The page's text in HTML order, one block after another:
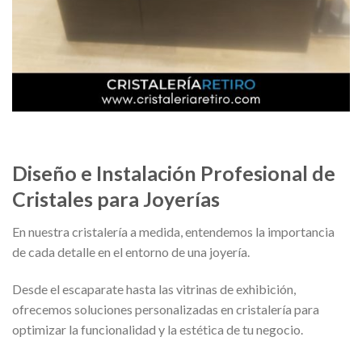
Diseño e Instalación Profesional de
Cristales para Joyerías
En nuestra cristalería a medida, entendemos la importancia
de cada detalle en el entorno de una joyería.
Desde el escaparate hasta las vitrinas de exhibición,
ofrecemos soluciones personalizadas en cristalería para
optimizar la funcionalidad y la estética de tu negocio.